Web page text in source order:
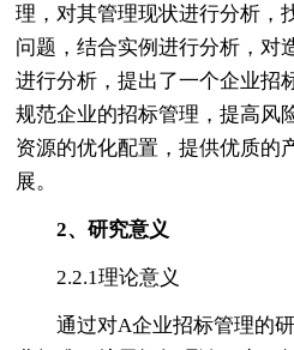
理，对其管理现状进行分析，
问题，结合实例进行分析，对
进行分析，提出了一个企业招
规范企业的招标管理，提高风
资源的优化配置，提供优质的
展。
2、研究意义
2.2.1理论意义
通过对A企业招标管理的